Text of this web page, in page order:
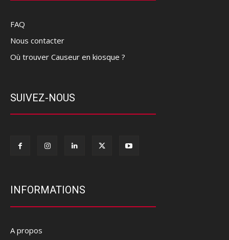
FAQ
Nous contacter
Où trouver Causeur en kiosque ?
SUIVEZ-NOUS
INFORMATIONS
A propos